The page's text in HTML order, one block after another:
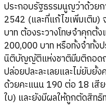
ประกอบรัฐธรรมนูญว่าด้วย
2542 (และที่แก้ไขเพิ่มเติม)
บาท ต้องระวางโทษจำคุก
200,000 บาท หรือทั้งจำทั้ง
นิติบัญญัติแห่งชาติมีมติถอด
ปล่อยปละละเลยและไม่ยับยั้
ด้วยคะแนน 190 ต่อ 18 เสี
ใบ) และยังมีผลให้ถูกตัดสิทธิ